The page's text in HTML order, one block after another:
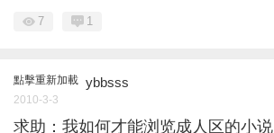
7 1
點擊重新加載 ybbsss
2010-3-3
求助：我如何才能浏览成人区的小说